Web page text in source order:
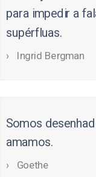
para impedir a
supérfluas.
Ingrid Bergman
Somos
amamos.
Goethe